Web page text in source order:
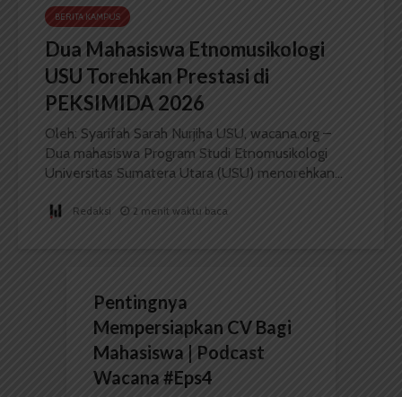
BERITA KAMPUS
Dua Mahasiswa Etnomusikologi
USU Torehkan Prestasi di
PEKSIMIDA 2026
Oleh: Syarifah Sarah Nurjiha USU, wacana.org –
Dua mahasiswa Program Studi Etnomusikologi
Universitas Sumatera Utara (USU) menorehkan...
Redaksi 2 menit waktu baca
Pentingnya
Mempersiapkan CV Bagi
Mahasiswa | Podcast
Wacana #Eps4